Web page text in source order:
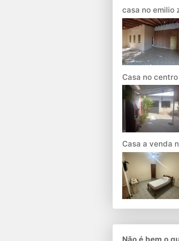
casa no emilio
Casa no centro
Casa a venda
Não é bem o